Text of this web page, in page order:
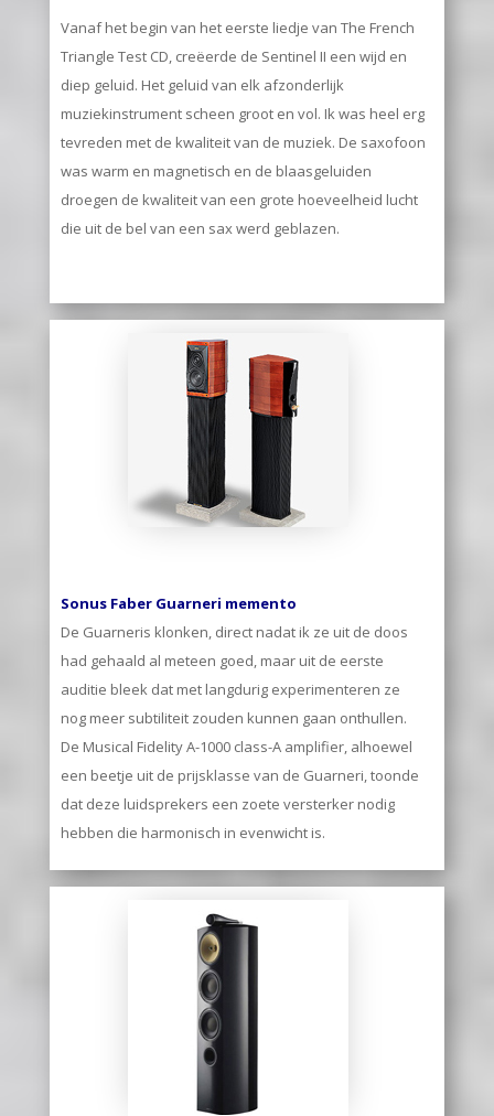
Vanaf het begin van het eerste liedje van The French
Triangle Test CD, creëerde de Sentinel II een wijd en
diep geluid. Het geluid van elk afzonderlijk
muziekinstrument scheen groot en vol. Ik was heel erg
tevreden met de kwaliteit van de muziek. De saxofoon
was warm en magnetisch en de blaasgeluiden
droegen de kwaliteit van een grote hoeveelheid lucht
die uit de bel van een sax werd geblazen.
Sonus Faber Guarneri memento
De Guarneris klonken, direct nadat ik ze uit de doos
had gehaald al meteen goed, maar uit de eerste
auditie bleek dat met langdurig experimenteren ze
nog meer subtiliteit zouden kunnen gaan onthullen.
De Musical Fidelity A-1000 class-A amplifier, alhoewel
een beetje uit de prijsklasse van de Guarneri, toonde
dat deze luidsprekers een zoete versterker nodig
hebben die harmonisch in evenwicht is.